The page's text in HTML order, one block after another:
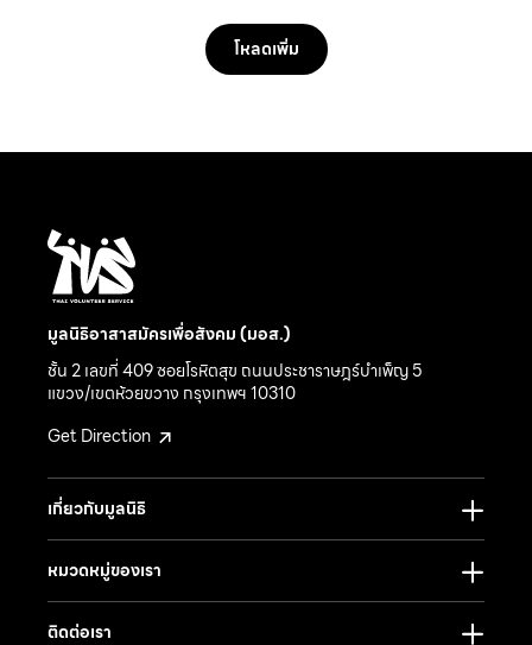
โหลดเพิ่ม
มูลนิธิอาสาสมัครเพื่อสังคม (มอส.)
ชั้น 2 เลขที่ 409 ซอยโรหิตสุข ถนนประชาราษฎร์บำเพ็ญ 5
แขวง/เขตห้วยขวาง กรุงเทพฯ 10310
Get Direction
เกี่ยวกับมูลนิธิ
หมวดหมู่ของเรา
ติดต่อเรา